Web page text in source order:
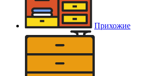
Прихожие